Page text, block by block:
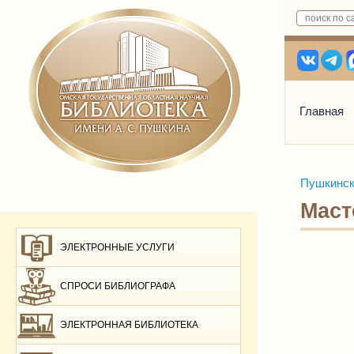
Главная
ЭЛЕКТРОННЫЕ УСЛУГИ
СПРОСИ БИБЛИОГРАФА
ЭЛЕКТРОННАЯ БИБЛИОТЕКА